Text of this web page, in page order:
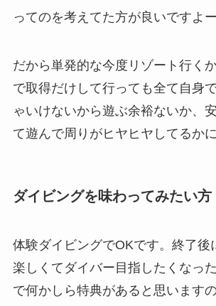
ってのを考えてた方が良いですよー
だから単発的な今度リゾート行く
で取得だけして行っても全て自身
ゃいけないから遊ぶ余裕ないか、
て遊んで周りがヒヤヒヤしてるかに
ダイビングを味わってみたい方
体験ダイビングでOKです。終了後
楽しくてダイバー目指したくなっ
で何かしら特典があると思います